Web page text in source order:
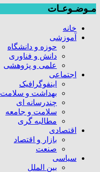
مـوضـوعـات
خانه
آموزشی
حوزه و دانشگاه
دانش و فناوری
علمی و پژوهشی
اجتماعی
اینفوگرافیک
بهداشت و سلامت
چندرسانه ای
سلامت و جامعه
مطالبه گری
اقتصادی
بازار و اقتصاد
صنعت
سیاسی
بین الملل